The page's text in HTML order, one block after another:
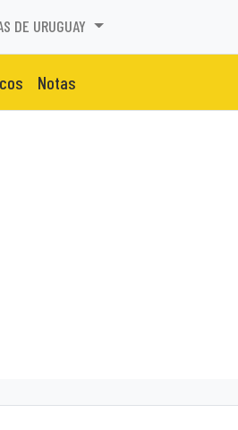
DE URUGUAY
Notas